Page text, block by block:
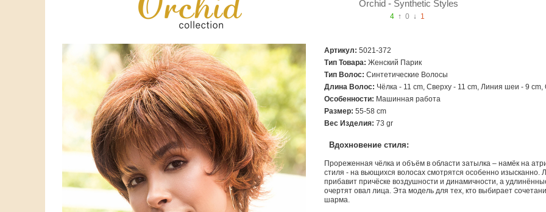
Orchid - Synthetic Styles
4↑ 0 ↓ 1
Артикул: 5021-372
Тип Товара: Женский Парик
Тип Волос: Синтетические Волосы
Длина Волос: Чёлка - 11 cm, Сверху - 11 cm, Линия шеи - 9
Особенности: Машинная работа
Размер: 55-58 cm
Вec Изделия: 73 gr
Вдохновение стиля:
Прореженная чёлка и объём в области затылка – намёк на
стиля - на вьющихся волосах смотрятся особенно изысканно.
прибавит причёске воздушности и динамичности, а
очертят овал лица. Эта модель для тех, кто выбирает
шарма.